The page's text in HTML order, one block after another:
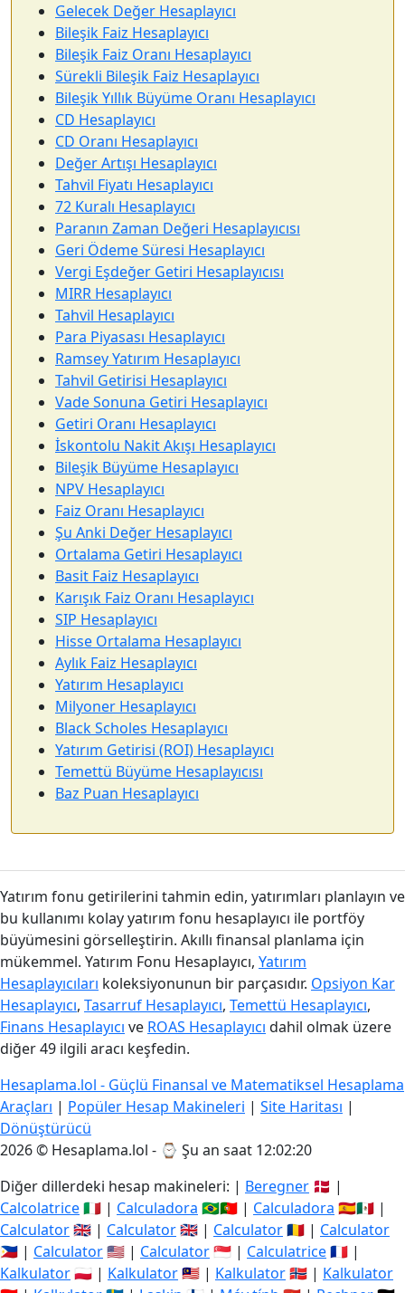
Gelecek Değer Hesaplayıcı
Bileşik Faiz Hesaplayıcı
Bileşik Faiz Oranı Hesaplayıcı
Sürekli Bileşik Faiz Hesaplayıcı
Bileşik Yıllık Büyüme Oranı Hesaplayıcı
CD Hesaplayıcı
CD Oranı Hesaplayıcı
Değer Artışı Hesaplayıcı
Tahvil Fiyatı Hesaplayıcı
72 Kuralı Hesaplayıcı
Paranın Zaman Değeri Hesaplayıcısı
Geri Ödeme Süresi Hesaplayıcı
Vergi Eşdeğer Getiri Hesaplayıcısı
MIRR Hesaplayıcı
Tahvil Hesaplayıcı
Para Piyasası Hesaplayıcı
Ramsey Yatırım Hesaplayıcı
Tahvil Getirisi Hesaplayıcı
Vade Sonuna Getiri Hesaplayıcı
Getiri Oranı Hesaplayıcı
İskontolu Nakit Akışı Hesaplayıcı
Bileşik Büyüme Hesaplayıcı
NPV Hesaplayıcı
Faiz Oranı Hesaplayıcı
Şu Anki Değer Hesaplayıcı
Ortalama Getiri Hesaplayıcı
Basit Faiz Hesaplayıcı
Karışık Faiz Oranı Hesaplayıcı
SIP Hesaplayıcı
Hisse Ortalama Hesaplayıcı
Aylık Faiz Hesaplayıcı
Yatırım Hesaplayıcı
Milyoner Hesaplayıcı
Black Scholes Hesaplayıcı
Yatırım Getirisi (ROI) Hesaplayıcı
Temettü Büyüme Hesaplayıcısı
Baz Puan Hesaplayıcı
Yatırım fonu getirilerini tahmin edin, yatırımları planlayın ve
bu kullanımı kolay yatırım fonu hesaplayıcı ile portföy
büyümesini görselleştirin. Akıllı finansal planlama için
mükemmel. Yatırım Fonu Hesaplayıcı, Yatırım
Hesaplayıcıları koleksiyonunun bir parçasıdır. Opsiyon Kar
Hesaplayıcı, Tasarruf Hesaplayıcı, Temettü Hesaplayıcı,
Finans Hesaplayıcı ve ROAS Hesaplayıcı dahil olmak üzere
diğer 49 ilgili aracı keşfedin.
Hesaplama.lol - Güçlü Finansal ve Matematiksel Hesaplama
Araçları | Popüler Hesap Makineleri | Site Haritası |
Dönüştürücü
2026 © Hesaplama.lol - ⌚ Şu an saat 12:02:21
Diğer dillerdeki hesap makineleri: | Beregner 🇩🇰 |
Calcolatrice🇮🇹 | Calculadora 🇧🇷🇵🇹 | Calculadora 🇪🇸🇲🇽 |
Calculator🇬🇧 | Calculator🇬🇧 | Calculator🇷🇴 | Calculator
🇵🇭 | Calculator🇺🇸 | Calculator🇸🇬 | Calculatrice🇫🇷 |
Kalkulator🇵🇱 | Kalkulator🇲🇾 | Kalkulator🇳🇴 | Kalkulator